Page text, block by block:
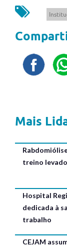
Mais
treino
Hospital
dedicada à
trabalho
CEJAM